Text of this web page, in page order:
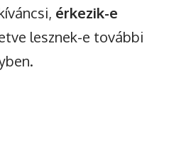
érkezik-e
lesznek-e további